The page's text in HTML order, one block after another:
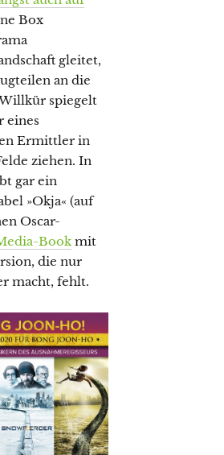
Box
gleitet,
an die
spiegelt
eines
Ermittler in
ziehen. In
gar ein
»Okja« (auf
Oscar-
Book mit
die nur
macht, fehlt.